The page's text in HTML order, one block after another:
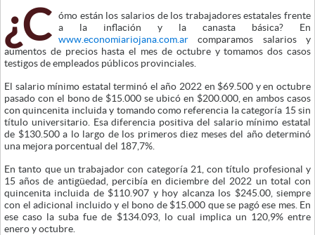
¿C
ómo están los salarios de los trabajadores estatales frente
a la inflación y la canasta básica? En
www.economiariojana.com.ar comparamos salarios y
aumentos de precios hasta el mes de octubre y tomamos dos casos
testigos de empleados públicos provinciales.
El salario mínimo estatal terminó el año 2022 en $69.500 y en octubre
pasado con el bono de $15.000 se ubicó en $200.000, en ambos casos
con quincenita incluida y tomando como referencia la categoría 15 sin
título universitario. Esa diferencia positiva del salario mínimo estatal
de $130.500 a lo largo de los primeros diez meses del año determinó
una mejora porcentual del 187,7%.
En tanto que un trabajador con categoría 21, con título profesional y
15 años de antigüedad, percibía en diciembre del 2022 un total con
quincenita incluida de $110.907 y hoy alcanza los $245.00, siempre
con el adicional incluido y el bono de $15.000 que se pagó ese mes. En
ese caso la suba fue de $134.093, lo cual implica un 120,9% entre
enero y octubre.